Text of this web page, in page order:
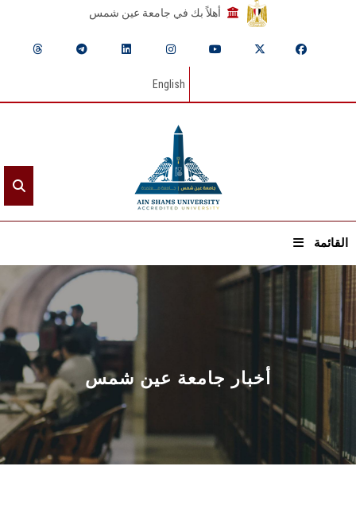
أهلاً بك في جامعة عين شمس
English
القائمة
الرئيسيـة
عن الجامعة
القطاعـات
الشئون الأكاديمية
البحث العلمي
أخبار جامعة عين شمس